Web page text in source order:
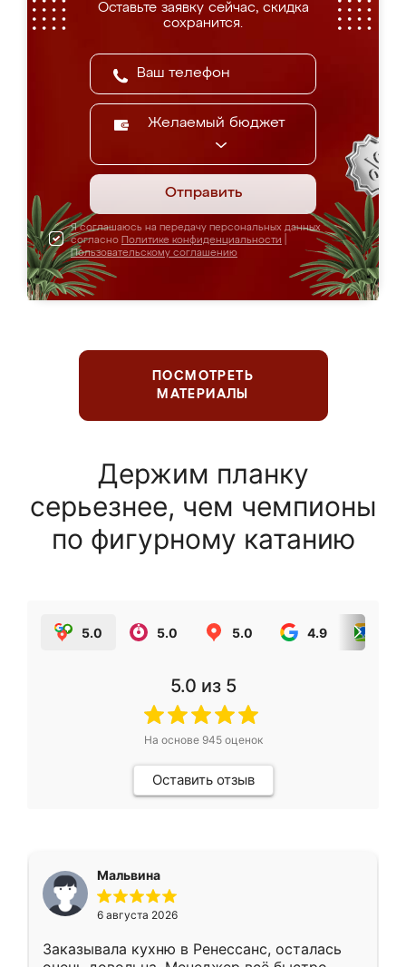
Оставьте заявку сейчас, скидка
сохранится.
Желаемый бюджет
Отправить
Я соглашаюсь на передачу персональных данных
согласно Политике конфиденциальности
Пользовательскому соглашению
ПОСМОТРЕТЬ
МАТЕРИАЛЫ
Держим планку
серьезнее, чем чемпионы
по фигурному катанию
5.0 5.0 5.0 4.9
5.0 из 5
На основе 945оценок
Оставить отзыв
Мальвина
6 августа 2026
Заказывала кухню в Ренессанс, осталась